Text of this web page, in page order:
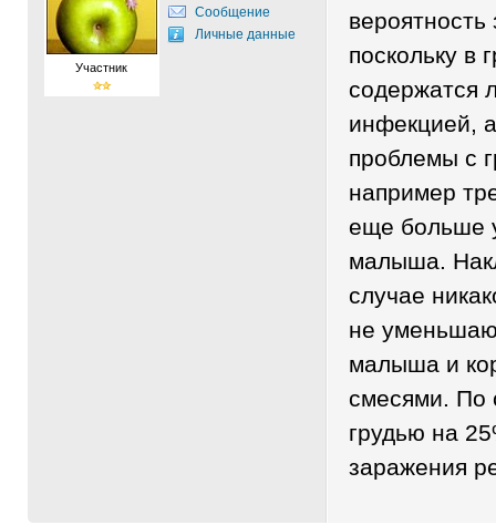
Участник
Сообщение
Личные данные
поскольку в
содержатся
инфекцией,
проблемы с
например
еще больше
малыша.
случае
не
малыша и
смесями. По
грудью на
заражения